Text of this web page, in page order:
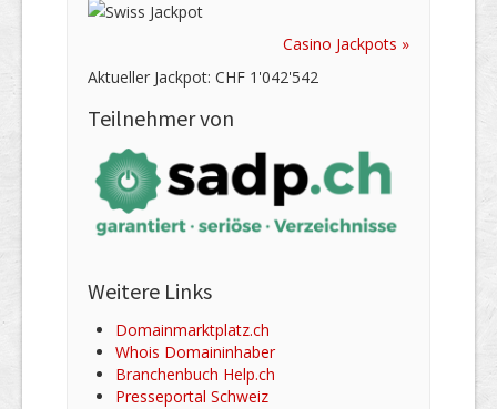
Casino Jackpots »
Aktueller Jackpot: CHF 1'042'542
Teilnehmer von
Weitere Links
Domainmarktplatz.ch
Whois Domaininhaber
Branchenbuch Help.ch
Presseportal Schweiz